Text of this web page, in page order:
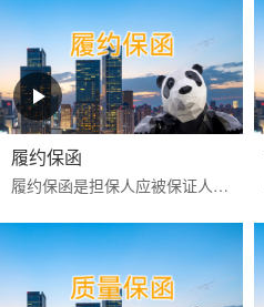
履约保函
履约保函是担保人应被保证人申请向工程承包项目中的业主或商品买卖中的买方出具的，保证被保证人严格按照合同约定全面和实际地履行其合同责任和义务的一种保函。